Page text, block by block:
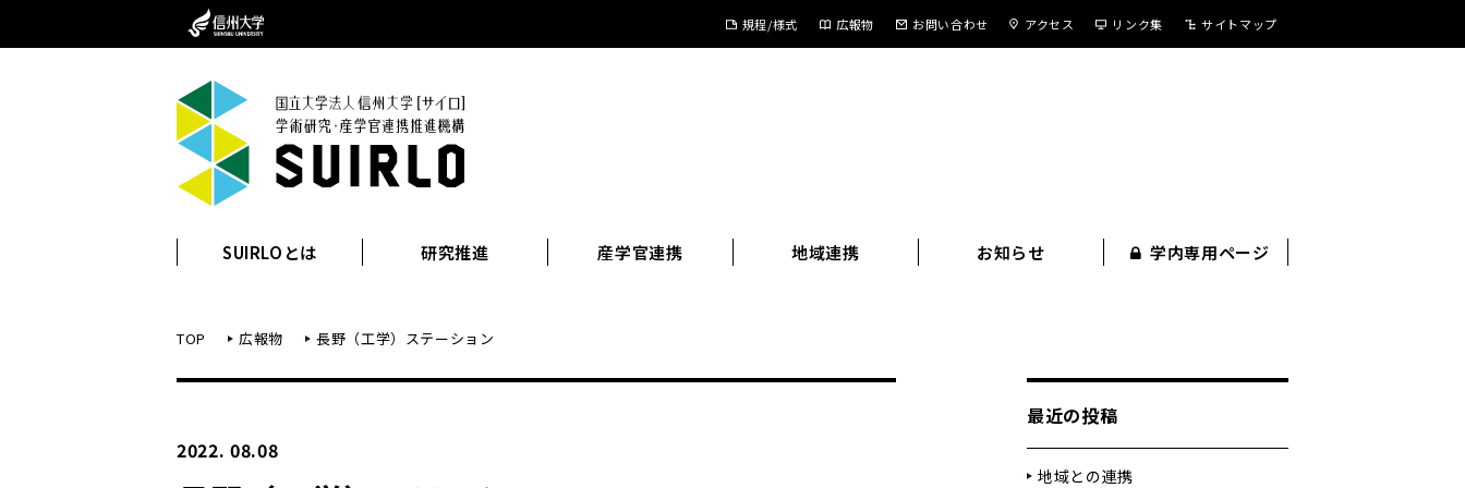
サイトマップ
リンク集
アクセス
お問い合わせ
広報物
規程/様式
SUIRLOとは 研究推進 産学官連携 地域連携 お知らせ 学内専用ページ
TOP 広報物 長野（工学）ステーション
2022. 08.08
最近の投稿
地域との連携